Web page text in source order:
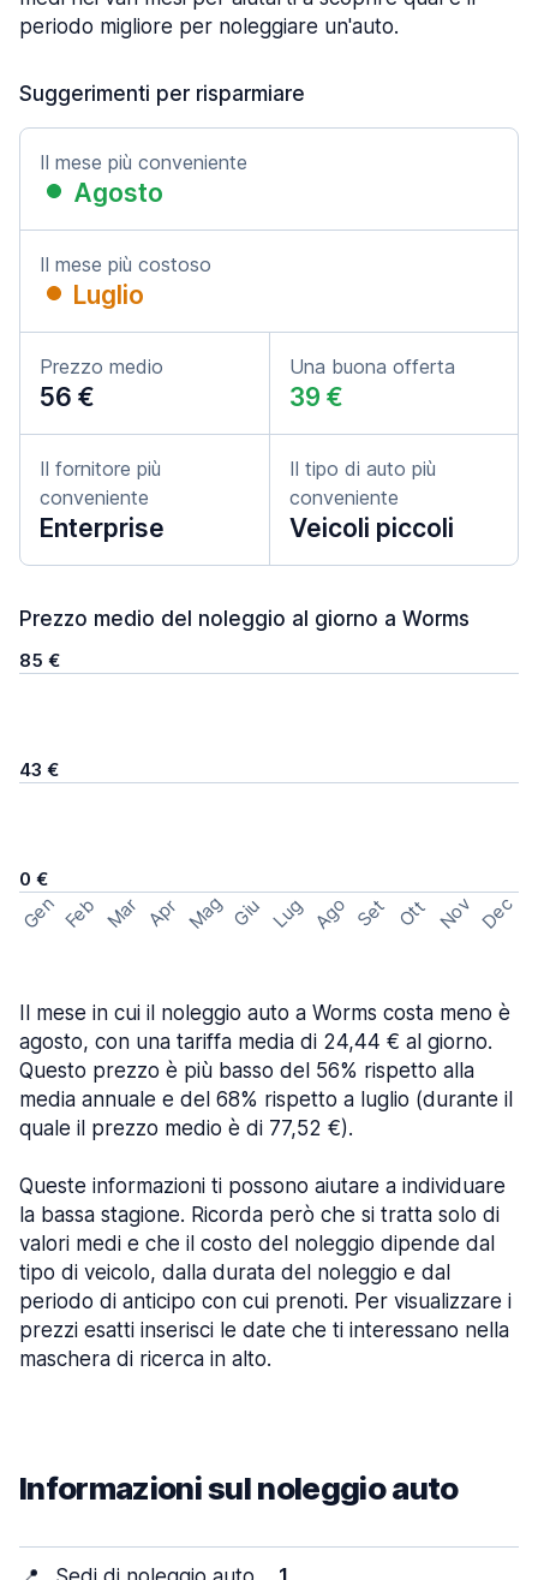
periodo migliore per noleggiare un'auto.
Suggerimenti per risparmiare
Il mese più conveniente
Agosto
Il mese più costoso
Luglio
Prezzo medio
56 €
Una buona offerta
39 €
Il fornitore più
conveniente
Enterprise
Il tipo di auto più
conveniente
Veicoli piccoli
Prezzo medio del noleggio al giorno a Worms
85 €
43 €
0 €
Gen Feb Mar Apr Mag Giu Lug Ago Set Ott Nov Dec
Il mese in cui il noleggio auto a Worms costa meno è
agosto, con una tariffa media di 24,44 € al giorno.
Questo prezzo è più basso del 56% rispetto alla
media annuale e del 68% rispetto a luglio (durante il
quale il prezzo medio è di 77,52 €).
Queste informazioni ti possono aiutare a individuare
la bassa stagione. Ricorda però che si tratta solo di
valori medi e che il costo del noleggio dipende dal
tipo di veicolo, dalla durata del noleggio e dal
periodo di anticipo con cui prenoti. Per visualizzare i
prezzi esatti inserisci le date che ti interessano nella
maschera di ricerca in alto.
Informazioni sul noleggio auto